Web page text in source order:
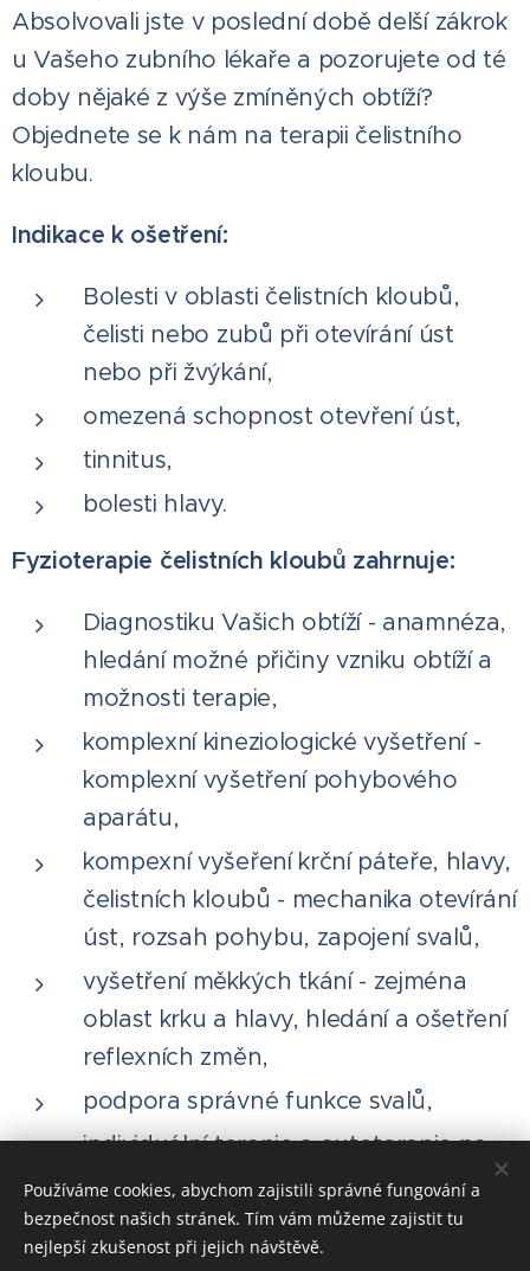
Absolvovali jste v poslední době delší zákrok
u Vašeho zubního lékaře a pozorujete od té
doby nějaké z výše zmíněných obtíží?
Objednete se k nám na terapii čelistního
kloubu.
Indikace k ošetření:
Bolesti v oblasti čelistních kloubů,
čelisti nebo zubů při otevírání úst
nebo při žvýkání,
omezená schopnost otevření úst,
tinnitus,
bolesti hlavy.
Fyzioterapie čelistních kloubů zahrnuje:
Diagnostiku Vašich obtíží - anamnéza,
hledání možné přičiny vzniku obtíží a
možnosti terapie,
komplexní kineziologické vyšetření -
komplexní vyšetření pohybového
aparátu,
kompexní vyšeření krční páteře, hlavy,
čelistních kloubů - mechanika otevírání
úst, rozsah pohybu, zapojení svalů,
vyšetření měkkých tkání - zejména
oblast krku a hlavy, hledání a ošetření
reflexních změn,
podpora správné funkce svalů,
individuální terapie a autoterapie na
míru každému pacientovi.
Používáme cookies, abychom zajistili správné fungování a
bezpečnost našich stránek. Tím vám můžeme zajistit tu
nejlepší zkušenost při jejich návštěvě.